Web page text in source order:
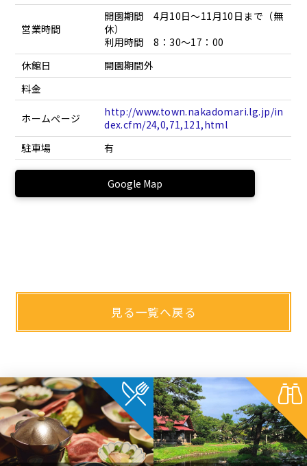
営業時間
開園期間 4月10日～11月10日まで（無
休）
利用時間 8：30～17：00
休館日
開園期間外
料金
ホームぺージ
http://www.town.nakadomari.lg.jp/in
dex.cfm/24,0,71,121,html
駐車場
有
Google Map
見る一覧へ戻る